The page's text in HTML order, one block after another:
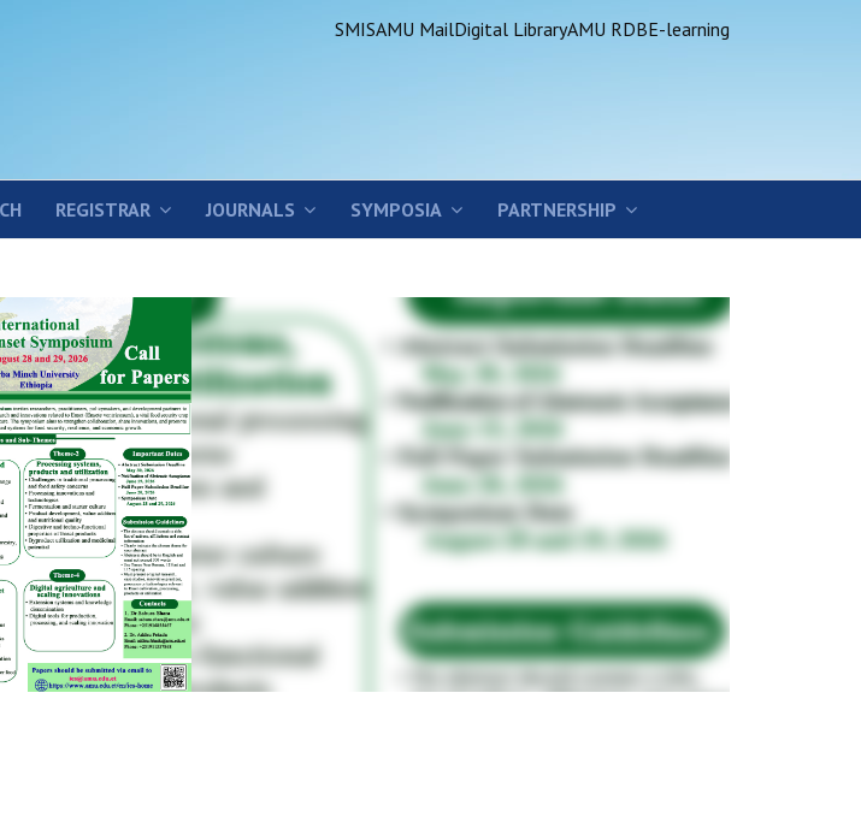
SMISAMU MailDigital LibraryAMU RDBE-learning
REGISTRAR JOURNALS SYMPOSIA PARTNERSHIP